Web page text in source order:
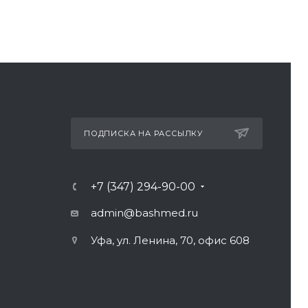
ПОДПИСКА НА РАССЫЛКУ
+7 (347) 294-90-00
admin@bashmed.ru
Уфа, ул. Ленина, 70, офис 608